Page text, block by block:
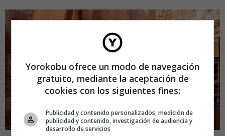
Yorokobu ofrece un modo de navegación
gratuito, mediante la aceptación de
cookies con los siguientes fines:
Publicidad y contenido personalizados, medición de
publicidad y contenido, investigación de audiencia y
desarrollo de servicios